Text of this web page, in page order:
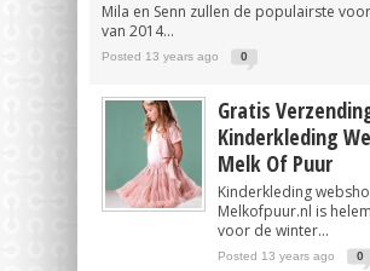
Mila en Senn zullen de populairste
van 2014...
Posted 13 years ago 0
Gratis
Kinderkleding
Melk Of Puur
Kinderkleding
Melkofpuur.nl is
voor de winter...
Posted 13 years ago 0